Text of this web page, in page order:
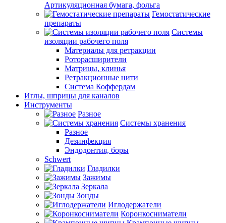
Артикуляционная бумага, фольга
Гемостатические
препараты
Системы
изоляции рабочего поля
Материалы для ретракции
Роторасширители
Матрицы, клинья
Ретракционные нити
Система Коффердам
Иглы, шприцы для каналов
Инструменты
Разное
Системы хранения
Разное
Дезинфекция
Эндодонтия, боры
Schwert
Гладилки
Зажимы
Зеркала
Зонды
Иглодержатели
Коронкосниматели